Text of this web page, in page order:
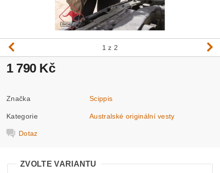
1 z 2
1 790 Kč
Značka Scippis
Kategorie Australské originální vesty
Dotaz
ZVOLTE VARIANTU